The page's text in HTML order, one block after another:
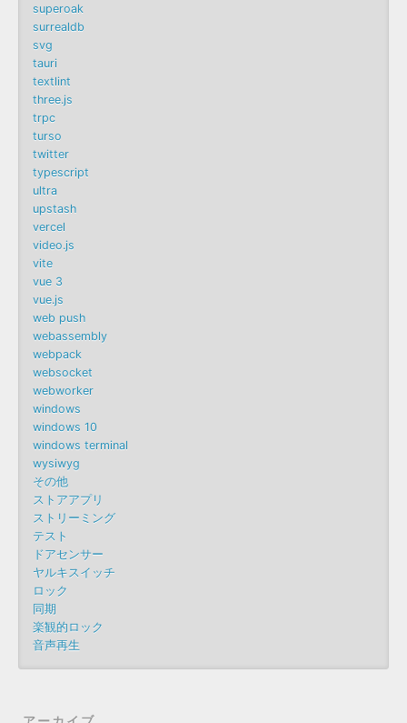
superoak
surrealdb
svg
tauri
textlint
three.js
trpc
turso
twitter
typescript
ultra
upstash
vercel
video.js
vite
vue 3
vue.js
web push
webassembly
webpack
websocket
webworker
windows
windows 10
windows terminal
wysiwyg
その他
ストアアプリ
ストリーミング
テスト
ドアセンサー
ヤルキスイッチ
ロック
同期
楽観的ロック
音声再生